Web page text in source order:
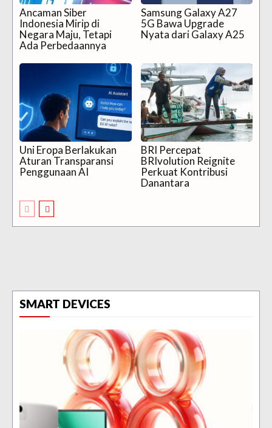
Ancaman Siber
Indonesia Mirip di
Negara Maju, Tetapi
Ada Perbedaannya
Samsung Galaxy A27
5G Bawa Upgrade
Nyata dari Galaxy A25
Uni Eropa Berlakukan
Aturan Transparansi
Penggunaan AI
BRI Percepat
BRIvolution Reignite
Perkuat Kontribusi
Danantara
SMART DEVICES